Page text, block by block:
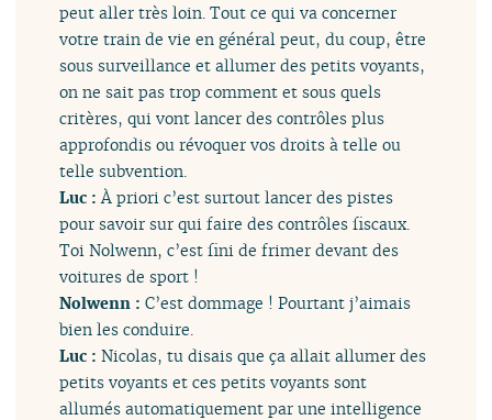
peut aller très loin. Tout ce qui va concerner
votre train de vie en général peut, du coup, être
sous surveillance et allumer des petits voyants,
on ne sait pas trop comment et sous quels
critères, qui vont lancer des contrôles plus
approfondis ou révoquer vos droits à telle ou
telle subvention.
Luc :À priori c’est surtout lancer des pistes
pour savoir sur qui faire des contrôles fiscaux.
Toi Nolwenn, c’est fini de frimer devant des
voitures de sport !
Nolwenn :C’est dommage ! Pourtant j’aimais
bien les conduire.
Luc :Nicolas, tu disais que ça allait allumer des
petits voyants et ces petits voyants sont
allumés automatiquement par une intelligence